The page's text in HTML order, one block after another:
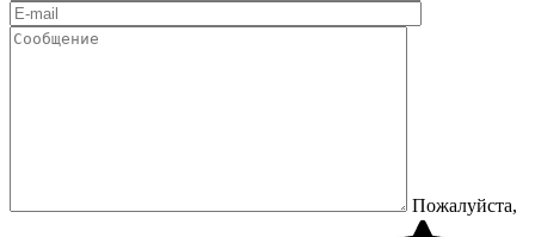
Пожалуйста,